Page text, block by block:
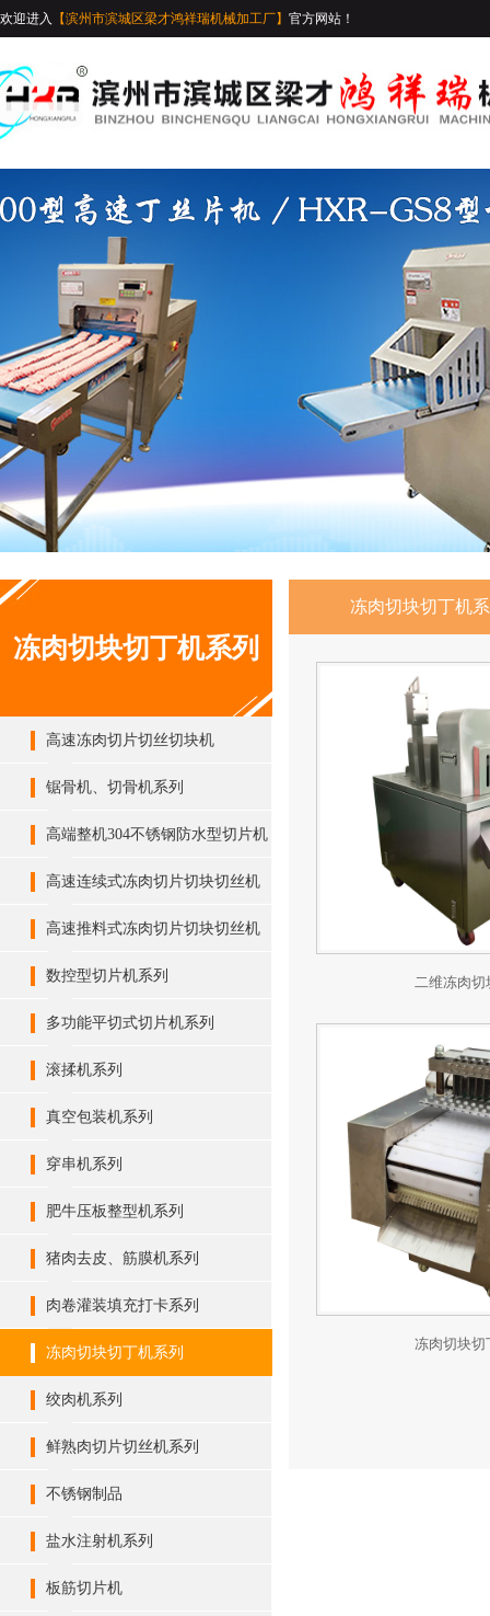
欢迎进入 【滨州市滨城区梁才鸿祥瑞机械加工厂】 官方网站！
冻肉切块切丁机系列
高速冻肉切片切丝切块机
锯骨机、切骨机系列
高端整机304不锈钢防水型切片机
系列
高速连续式冻肉切片切块切丝机
高速推料式冻肉切片切块切丝机
数控型切片机系列
多功能平切式切片机系列
滚揉机系列
真空包装机系列
穿串机系列
肥牛压板整型机系列
猪肉去皮、筋膜机系列
肉卷灌装填充打卡系列
冻肉切块切丁机系列
绞肉机系列
鲜熟肉切片切丝机系列
不锈钢制品
盐水注射机系列
板筋切片机
冻肉切块切丁机
二维冻肉切
冻肉切块切